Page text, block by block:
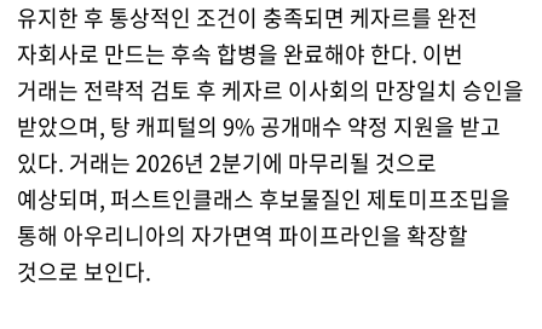
유지한 후 통상적인 조건이 충족되면 케자르를 완전
자회사로 만드는 후속 합병을 완료해야 한다. 이번
거래는 전략적 검토 후 케자르 이사회의 만장일치 승인을
받았으며, 탕 캐피털의 9% 공개매수 약정 지원을 받고
있다. 거래는 2026년 2분기에 마무리될 것으로
예상되며, 퍼스트인클래스 후보물질인 제토미프조밉을
통해 아우리니아의 자가면역 파이프라인을 확장할
것으로 보인다.